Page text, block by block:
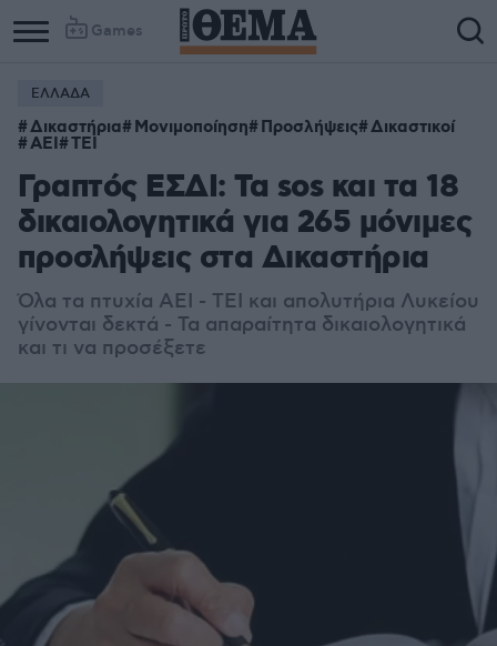
Games
ΕΛΛΑΔΑ
Δικαστήρια Μονιμοποίηση Προσλήψεις Δικαστικοί
ΑΕΙ ΤΕΙ
Γραπτός ΕΣΔΙ: Τα sos και τα 18
δικαιολογητικά για 265 μόνιμες
προσλήψεις στα Δικαστήρια
Όλα τα πτυχία ΑΕΙ - ΤΕΙ και απολυτήρια Λυκείου
γίνονται δεκτά - Τα απαραίτητα δικαιολογητικά
και τι να προσέξετε